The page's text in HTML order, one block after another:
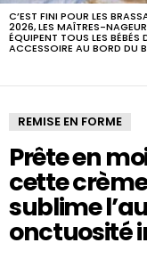
C’EST FINI POUR LES
2026, LES MAÎTRES-
ÉQUIPENT TOUS LES BÉBÉS
ACCESSOIRE AU BORD DU
REMISE EN FORME
Prête en
cette
sublime
onctuosité